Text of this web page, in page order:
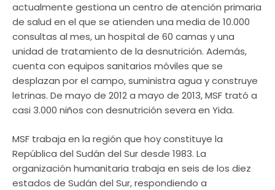
actualmente gestiona un centro de atención primaria
de salud en el que se atienden una media de 10.000
consultas al mes, un hospital de 60 camas y una
unidad de tratamiento de la desnutrición. Además,
cuenta con equipos sanitarios móviles que se
desplazan por el campo, suministra agua y construye
letrinas. De mayo de 2012 a mayo de 2013, MSF trató a
casi 3.000 niños con desnutrición severa en Yida.
MSF trabaja en la región que hoy constituye la
República del Sudán del Sur desde 1983. La
organización humanitaria trabaja en seis de los diez
estados de Sudán del Sur, respondiendo a